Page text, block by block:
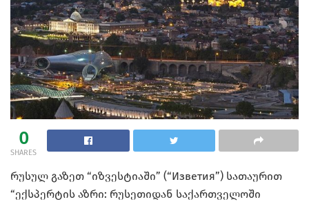
0
SHARES
რუსულ გაზეთ “იზვესტიაში” (“Изветия”) სათაურით
“ექსპერტის აზრი: რუსეთიდან საქართველოში